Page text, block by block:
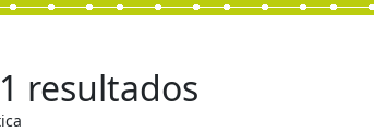
resultados